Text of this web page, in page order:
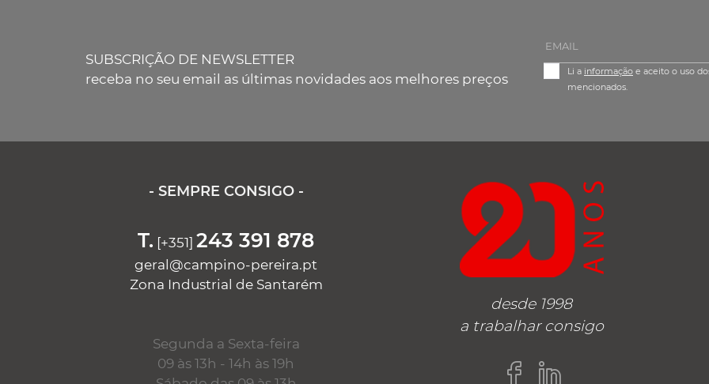
SUBSCRIÇÃO DE NEWSLETTER
receba no seu email as últimas novidades aos melhores preços
Li a informação e aceito o uso
mencionados.
- SEMPRE CONSIGO -
T. [+351]243 391 878
geral@campino-pereira.pt
Zona Industrial de Santarém
Segunda a Sexta-feira
09 às 13h - 14h às 19h
desde 1998
a trabalhar consigo